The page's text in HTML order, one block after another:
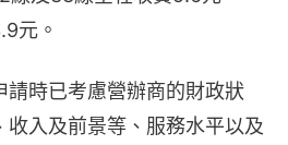
元。
請時已考慮營辦商的財政狀
收入及前景等、服務水平以及